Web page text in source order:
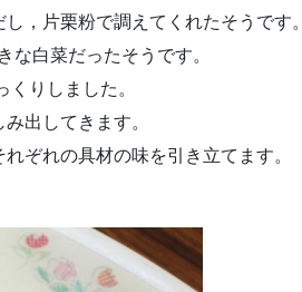
，片栗粉で調えてくれたそうです。
な白菜だったそうです。
りしました。
出してきます。
ぞれの具材の味を引き立てます。